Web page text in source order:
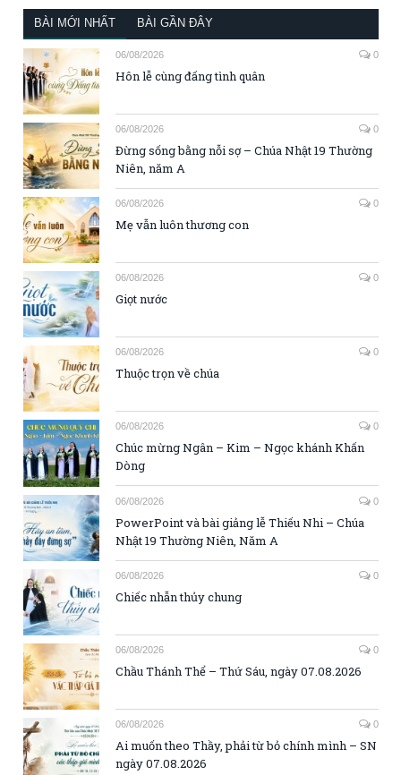
BÀI MỚI NHẤT BÀI GẦN ĐÂY
06/08/2026 0
Hôn lễ cùng đấng tình quân
06/08/2026 0
Đừng sống bằng nỗi sợ – Chúa Nhật 19 Thường
Niên, năm A
06/08/2026 0
Mẹ vẫn luôn thương con
06/08/2026 0
Giọt nước
06/08/2026 0
Thuộc trọn về chúa
06/08/2026 0
Chúc mừng Ngân – Kim – Ngọc khánh Khấn
Dòng
06/08/2026 0
PowerPoint và bài giảng lễ Thiếu Nhi – Chúa
Nhật 19 Thường Niên, Năm A
06/08/2026 0
Chiếc nhẫn thủy chung
06/08/2026 0
Chầu Thánh Thể – Thứ Sáu, ngày 07.08.2026
06/08/2026 0
Ai muốn theo Thầy, phải từ bỏ chính mình – SN
ngày 07.08.2026